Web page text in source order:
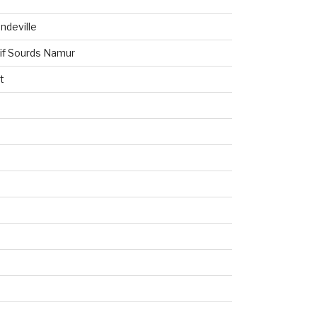
Sourds Namur